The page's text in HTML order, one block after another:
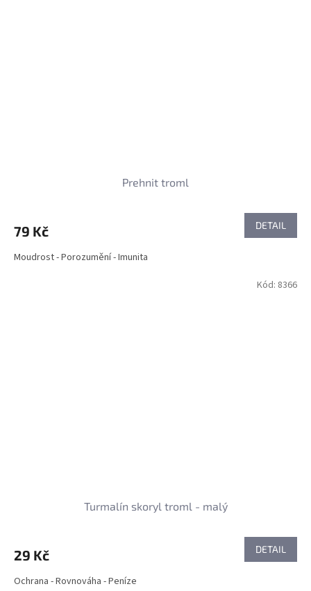
Prehnit troml
79 Kč DETAIL
Moudrost - Porozumění - Imunita
Turmalín skoryl troml - malý
29 Kč DETAIL
Ochrana - Rovnováha - Peníze
Kód: 8366